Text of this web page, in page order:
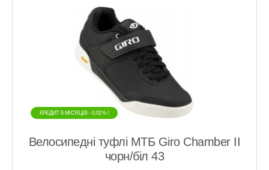
КРЕДИТ 6 МIСЯЦIВ - 0,01% !
Велосипедні туфлі МТБ Giro Chamber II
чорн/біл 43